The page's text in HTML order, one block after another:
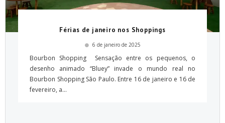
Férias de janeiro nos Shoppings
6 de janeiro de 2025
Bourbon Shopping Sensação entre os pequenos, o
desenho animado “Bluey” invade o mundo real no
Bourbon Shopping São Paulo. Entre 16 de janeiro e 16 de
fevereiro, a...